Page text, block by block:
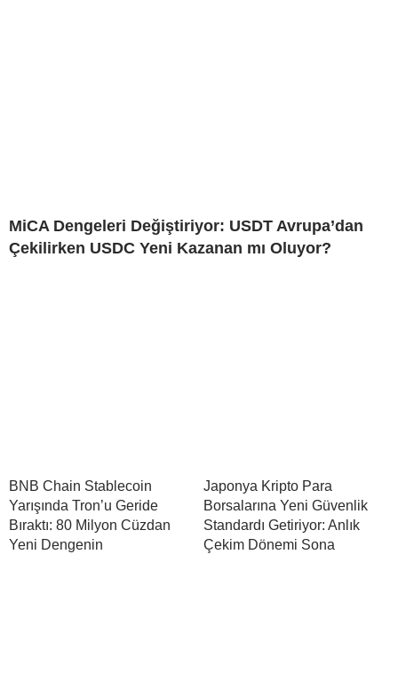
MiCA Dengeleri Değiştiriyor: USDT Avrupa’dan
Çekilirken USDC Yeni Kazanan mı Oluyor?
BNB Chain Stablecoin
Yarışında Tron’u Geride
Bıraktı: 80 Milyon Cüzdan
Yeni Dengenin
Japonya Kripto Para
Borsalarına Yeni Güvenlik
Standardı Getiriyor: Anlık
Çekim Dönemi Sona